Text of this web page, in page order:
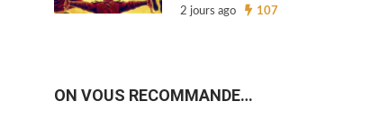
2 jours ago 107
ON VOUS RECOMMANDE…